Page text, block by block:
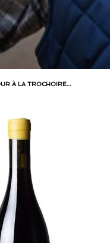
À LA TROCHOIRE…